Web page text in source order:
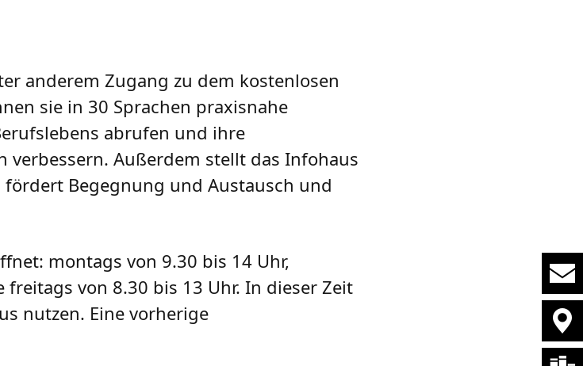
anderem Zugang zu dem kostenlosen
sie in 30 Sprachen praxisnahe
abrufen und ihre
Außerdem stellt das Infohaus
Begegnung und Austausch und
montags von 9.30 bis 14 Uhr,
von 8.30 bis 13 Uhr. In dieser Zeit
nutzen. Eine vorherige